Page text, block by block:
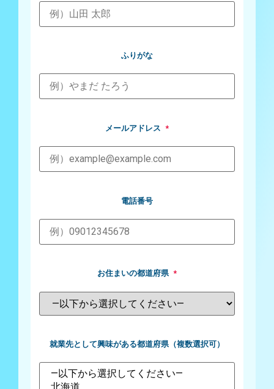
ふりがな
メールアドレス *
電話番号
お住まいの都道府県 *
就業先として興味がある都道府県（複数選択可）